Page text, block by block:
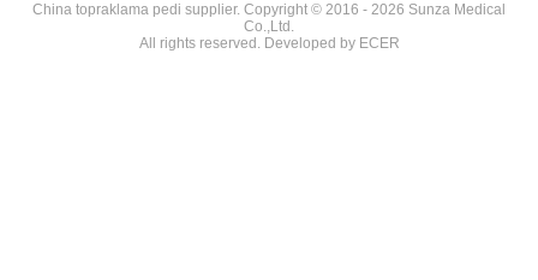
China topraklama pedi supplier. Copyright © 2016 - 2026 Sunza Medical
Co.,Ltd.
All rights reserved. Developed by ECER